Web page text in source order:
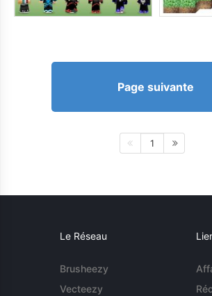
Page suivante
1
Le Réseau
Brusheezy
Vecteezy